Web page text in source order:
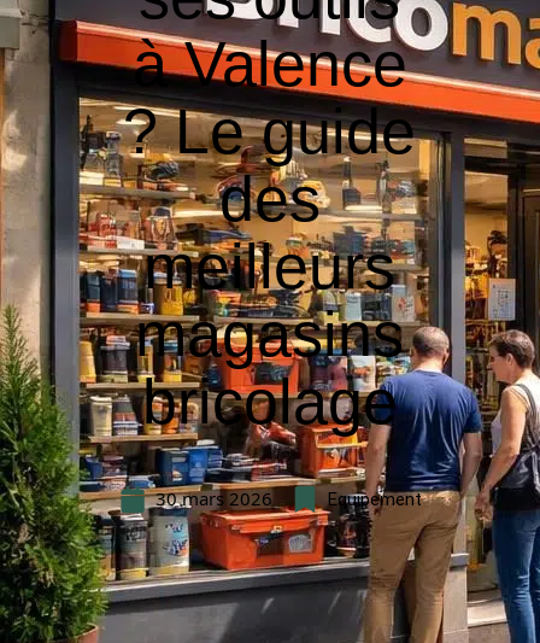
à Valence
? Le guide
des
meilleurs
magasins
bricolage
30 mars 2026 Equipement